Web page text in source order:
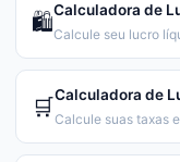
🛍️Calculadora de
🛒Calculadora de